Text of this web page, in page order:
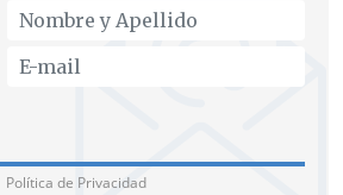
Política de Privacidad